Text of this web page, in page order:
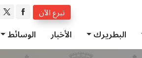
تبرع الآن
البطريرك الأخبار الوسائط